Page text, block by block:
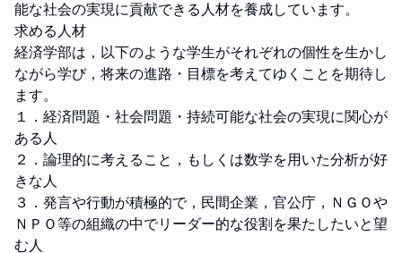
能な社会の実現に貢献できる人材を養成しています。
求める人材
経済学部は，以下のような学生がそれぞれの個性を生かし
ながら学び，将来の進路・目標を考えてゆくことを期待し
ます。
１．経済問題・社会問題・持続可能な社会の実現に関心が
ある人
２．論理的に考えること，もしくは数学を用いた分析が好
きな人
３．発言や行動が積極的で，民間企業，官公庁，ＮＧＯや
ＮＰＯ等の組織の中でリーダー的な役割を果たしたいと望
む人